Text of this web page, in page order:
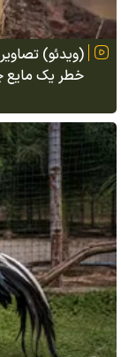
(ویدئو)
خطر یک مایع